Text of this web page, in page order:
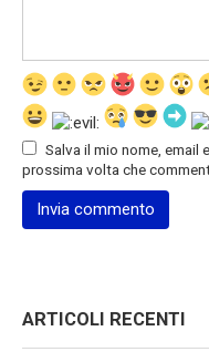
Salva il mio nome, email
prossima volta che
ARTICOLI RECENTI